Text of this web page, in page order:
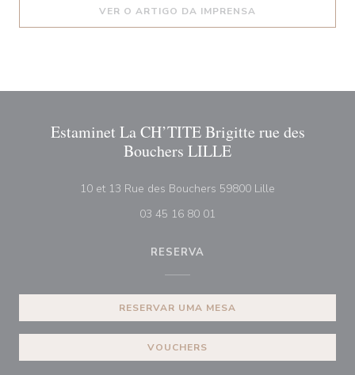
VER O ARTIGO DA IMPRENSA
Estaminet La CH’TITE Brigitte rue des
Bouchers LILLE
10 et 13 Rue des Bouchers 59800 Lille
03 45 16 80 01
RESERVA
RESERVAR UMA MESA
VOUCHERS